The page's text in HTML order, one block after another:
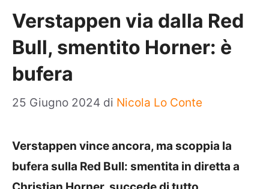
Verstappen via dalla Red
Bull, smentito Horner: è
bufera
25 Giugno 2024 di Nicola Lo Conte
Verstappen vince ancora, ma scoppia la
bufera sulla Red Bull: smentita in diretta a